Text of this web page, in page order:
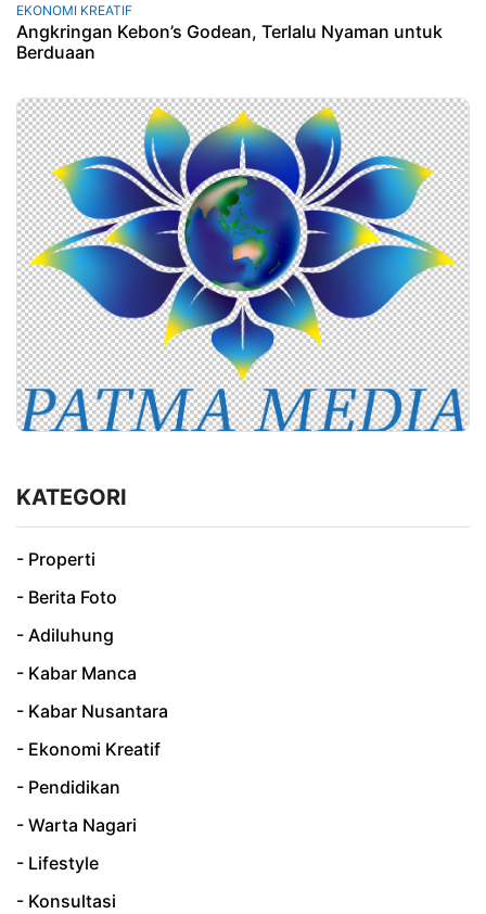
EKONOMI KREATIF
Angkringan Kebon’s Godean, Terlalu Nyaman untuk
Berduaan
KATEGORI
- Properti
- Berita Foto
- Adiluhung
- Kabar Manca
- Kabar Nusantara
- Ekonomi Kreatif
- Pendidikan
- Warta Nagari
- Lifestyle
- Konsultasi